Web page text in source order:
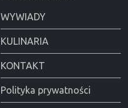
WYWIADY
KULINARIA
KONTAKT
Polityka prywatności